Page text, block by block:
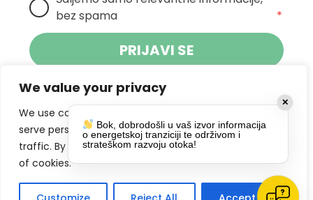
We value your privacy
We use cookies to enhance your browsing experience,
serve personalized ads or content, and analyze our
traffic. By clicking "Accept All", you consent to our use
of cookies.
bez spama
*
PRIJAVI SE
Klikom na gumb dajete suglasnost za
primanje novosti Pokreta Otoka te se
slažete spolitikom privatnosti.
DRUŠTVENE MREŽE
✕
Bok, dobrodošli u vaš izvor informacija
o energetskoj tranziciji te održivom i
strateškom razvoju otoka!